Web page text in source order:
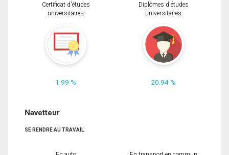
Certificat d'études
universitaires
1.99 %
Diplômes d'études
universitaires
20.94 %
Navetteur
SE RENDRE AU TRAVAIL